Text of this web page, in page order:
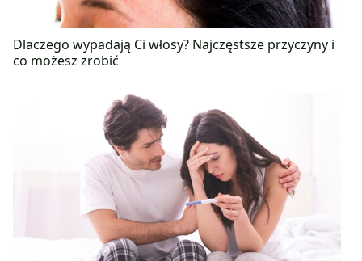
Dlaczego wypadają Ci włosy? Najczęstsze przyczyny i
co możesz zrobić